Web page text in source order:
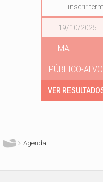
TEMA
PÚBLICO-ALVO
Agenda